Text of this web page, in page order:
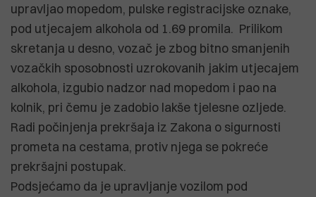
upravljao mopedom, pulske registracijske oznake,
pod utjecajem alkohola od 1.69 promila. Prilikom
skretanja u desno, vozač je zbog bitno smanjenih
vozačkih sposobnosti uzrokovanih jakim utjecajem
alkohola, izgubio nadzor nad mopedom i pao na
kolnik, pri čemu je zadobio lakše tjelesne ozljede.
Radi počinjenja prekršaja iz Zakona o sigurnosti
prometa na cestama, protiv njega se pokreće
prekršajni postupak.
Podsjećamo da je upravljanje vozilom pod